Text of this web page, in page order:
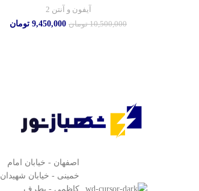
آیفون و آنتن 2
10,500,000 تومان 9,450,000 تومان
اصفهان - خیابان امام
خمینی - خیابان شهیدان
کاظمی - بطرف